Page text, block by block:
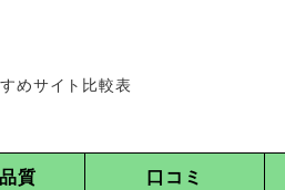
めサイト比較表
品質 口コミ